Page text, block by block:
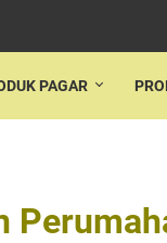
PAGAR